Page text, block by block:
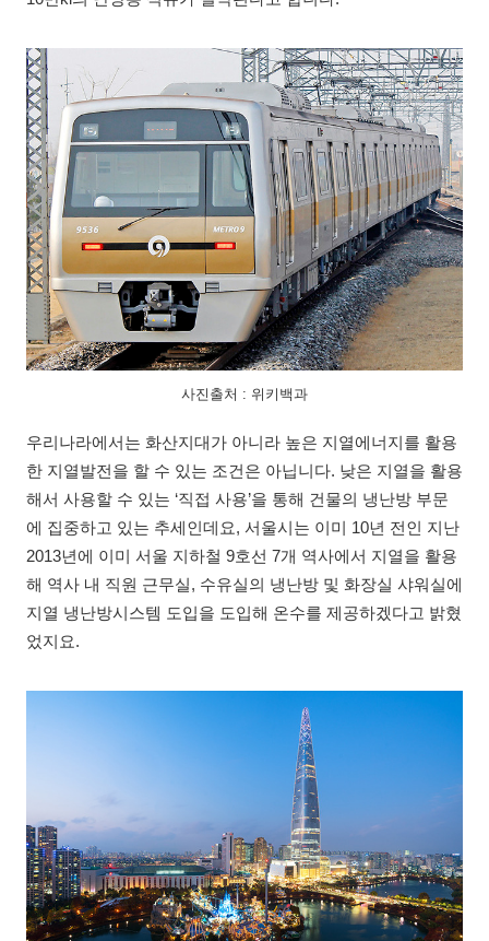
사진출처 : 위키백과
우리나라에서는 화산지대가 아니라 높은 지열에너지를 활용
한 지열발전을 할 수 있는 조건은 아닙니다. 낮은 지열을 활용
해서 사용할 수 있는 ‘직접 사용’을 통해 건물의 냉난방 부문
에 집중하고 있는 추세인데요, 서울시는 이미 10년 전인 지난
2013년에 이미 서울 지하철 9호선 7개 역사에서 지열을 활용
해 역사 내 직원 근무실, 수유실의 냉난방 및 화장실 샤워실에
지열 냉난방시스템 도입을 도입해 온수를 제공하겠다고 밝혔
었지요.